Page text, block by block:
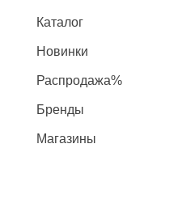
Каталог
Новинки
Распродажа%
Бренды
Магазины